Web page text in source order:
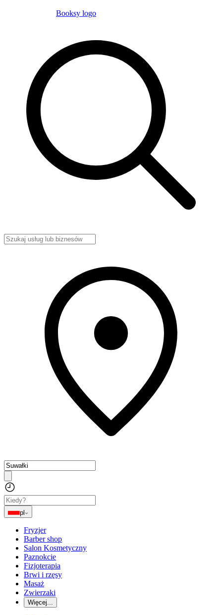
Booksy logo
pl
Fryzjer
Barber shop
Salon Kosmetyczny
Paznokcie
Fizjoterapia
Brwi i rzęsy
Masaż
Zwierzaki
Więcej...